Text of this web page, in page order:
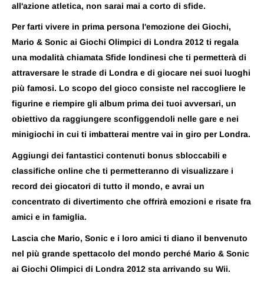
all'azione atletica, non sarai mai a corto di sfide.
Per farti vivere in prima persona l'emozione dei Giochi,
Mario & Sonic ai Giochi Olimpici di Londra 2012 ti regala
una modalità chiamata Sfide londinesi che ti permetterà di
attraversare le strade di Londra e di giocare nei suoi luoghi
più famosi. Lo scopo del gioco consiste nel raccogliere le
figurine e riempire gli album prima dei tuoi avversari, un
obiettivo da raggiungere sconfiggendoli nelle gare e nei
minigiochi in cui ti imbatterai mentre vai in giro per Londra.
Aggiungi dei fantastici contenuti bonus sbloccabili e
classifiche online che ti permetteranno di visualizzare i
record dei giocatori di tutto il mondo, e avrai un
concentrato di divertimento che offrirà emozioni e risate fra
amici e in famiglia.
Lascia che Mario, Sonic e i loro amici ti diano il benvenuto
nel più grande spettacolo del mondo perché Mario & Sonic
ai Giochi Olimpici di Londra 2012 sta arrivando su Wii.